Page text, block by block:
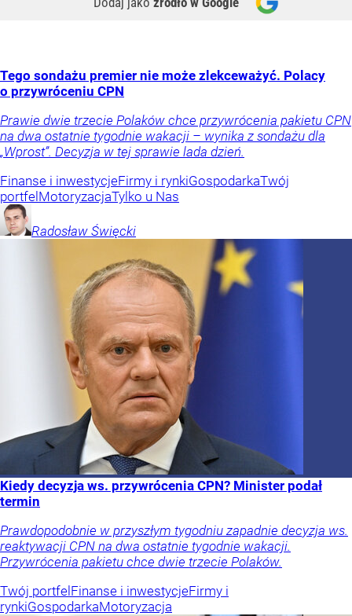
Tego sondażu premier nie może zlekceważyć. Polacy
o przywróceniu CPN
Prawie dwie trzecie Polaków chce przywrócenia pakietu CPN
na dwa ostatnie tygodnie wakacji – wynika z sondażu dla
„Wprost”. Decyzja w tej sprawie lada dzień.
Finanse i inwestycjeFirmy i rynkiGospodarkaTwój
portfel MotoryzacjaTylko u Nas
Radosław Święcki
Kiedy decyzja ws. przywrócenia CPN? Minister podał
termin
Prawdopodobnie w przyszłym tygodniu zapadnie decyzja ws.
reaktywacji CPN na dwa ostatnie tygodnie wakacji.
Przywrócenia pakietu chce dwie trzecie Polaków.
Twój portfel Finanse i inwestycjeFirmy i
rynkiGospodarkaMotoryzacja